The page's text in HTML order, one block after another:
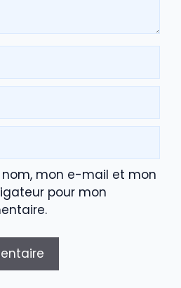
nom, mon e-mail et mon
pour mon